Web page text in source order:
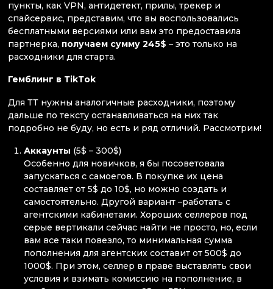
пункты, как VPN, антидетект, прилы, трекер и
спайсервис, представим, что вы воспользовались
бесплатными версиями или вам это предоставила
партнерка, получаем сумму 245$ – это только на
расходники для старта.
Гемблинг в ТikТok
Для ТТ нужны аналогичные расходники, поэтому
дальше по тексту останавливаться на них так
подробно не буду, но есть и ряд отличий. Рассмотрим!
Аккаунты (5$ – 300$)
Особенно для новичков, я бы посоветовала
запускаться с самоегов. В покупке их цена
составляет от 5$ до 10$, но можно создать и
самостоятельно. Другой вариант –работать с
агентскими кабинетами. Хороших селлеров под
серые вертикали сейчас найти не просто, но, если
вам все таки повезло, то минимальная сумма
пополнения для агентских составит от 500$ до
1000$. При этом, селлер в праве выставлять свои
условия и взимать комиссию на пополнение, в